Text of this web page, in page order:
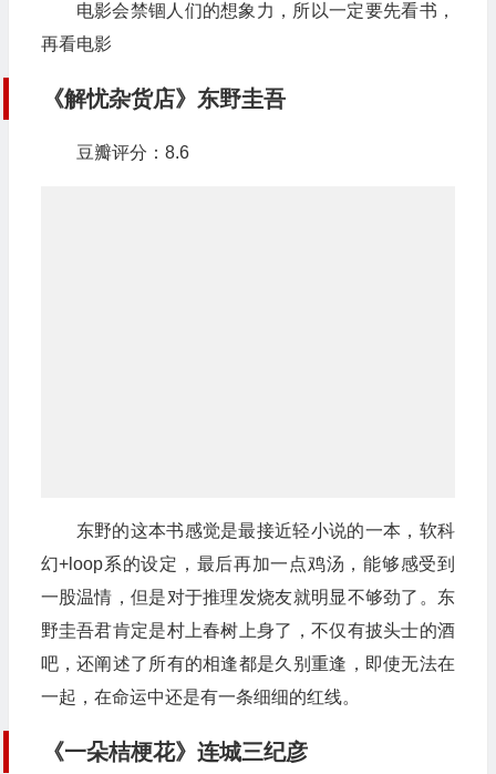
电影会禁锢人们的想象力，所以一定要先看书，
再看电影
《解忧杂货店》东野圭吾
豆瓣评分：8.6
东野的这本书感觉是最接近轻小说的一本，软科
幻+loop系的设定，最后再加一点鸡汤，能够感受到
一股温情，但是对于推理发烧友就明显不够劲了。东
野圭吾君肯定是村上春树上身了，不仅有披头士的酒
吧，还阐述了所有的相逢都是久别重逢，即使无法在
一起，在命运中还是有一条细细的红线。
《一朵桔梗花》连城三纪彦